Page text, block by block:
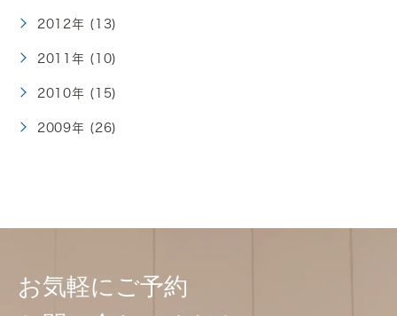
2012年 (13)
2011年 (10)
2010年 (15)
2009年 (26)
お気軽にご予約